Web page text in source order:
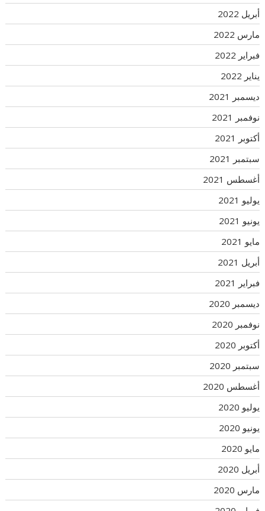
أبريل 2022
مارس 2022
فبراير 2022
يناير 2022
ديسمبر 2021
نوفمبر 2021
أكتوبر 2021
سبتمبر 2021
أغسطس 2021
يوليو 2021
يونيو 2021
مايو 2021
أبريل 2021
فبراير 2021
ديسمبر 2020
نوفمبر 2020
أكتوبر 2020
سبتمبر 2020
أغسطس 2020
يوليو 2020
يونيو 2020
مايو 2020
أبريل 2020
مارس 2020